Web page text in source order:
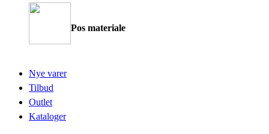
Pos materiale
Nye varer
Tilbud
Outlet
Kataloger